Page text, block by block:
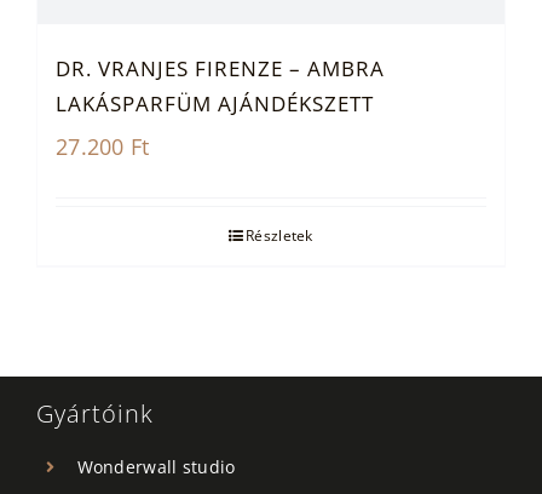
DR. VRANJES FIRENZE – AMBRA
LAKÁSPARFÜM AJÁNDÉKSZETT
27.200 Ft
Részletek
Gyártóink
Wonderwall studio